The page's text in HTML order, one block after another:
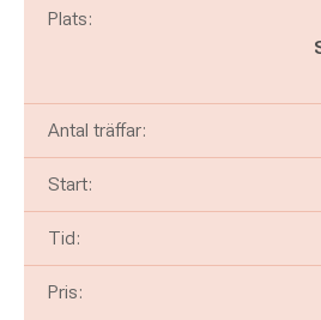
Plats:
Antal träffar:
Start:
Tid:
Pris: